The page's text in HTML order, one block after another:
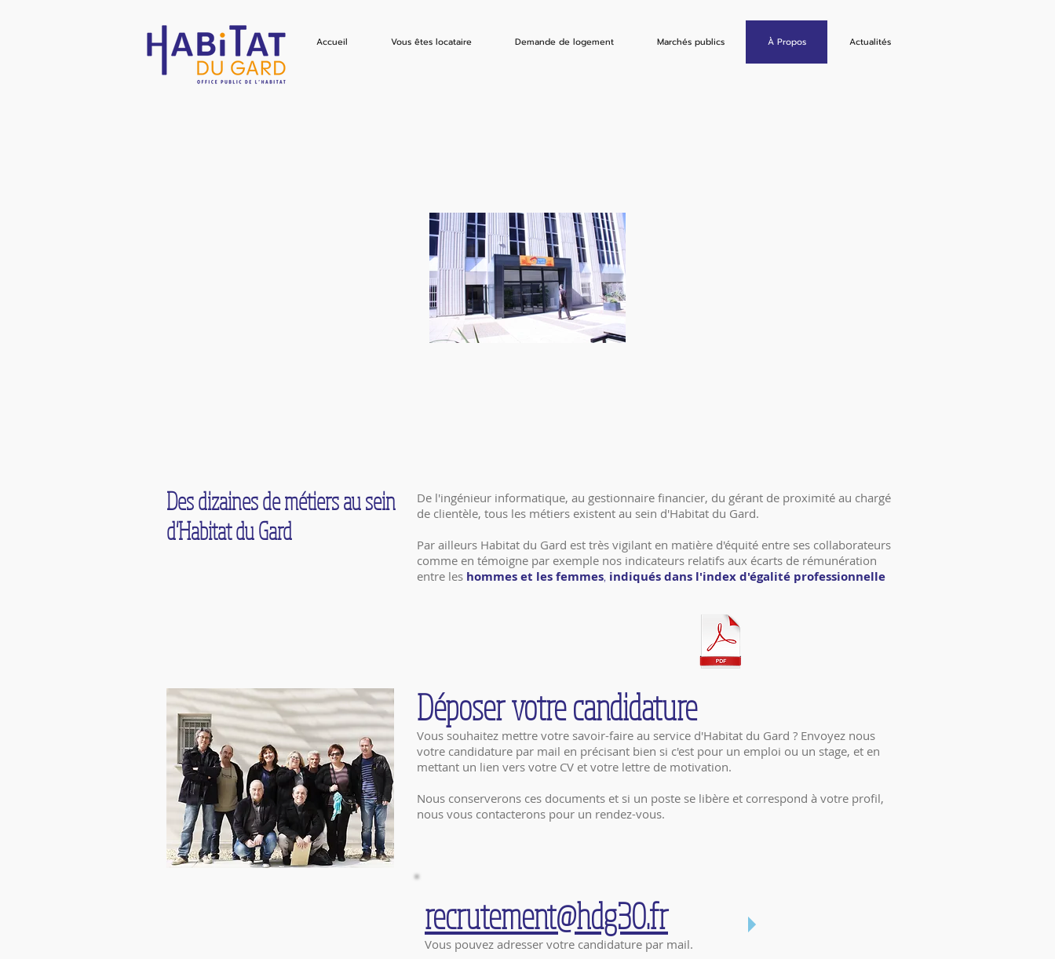
Accueil Vous êtes locataire Demande de logement Marchés publics À Propos Actualités
Des dizaines de métiers au sein
d'Habitat du Gard
De l'ingénieur informatique, au gestionnaire financier, du gérant de proximité au chargé
de clientèle, tous les métiers existent au sein d'Habitat du Gard.
Par ailleurs Habitat du Gard est très vigilant en matière d'équité entre ses collaborateurs
comme en témoigne par exemple nos indicateurs relatifs aux écarts de rémunération
entre les hommes et les femmes, indiqués dans l'index d'égalité professionnelle
Déposer votre candidature
Vous souhaitez mettre votre savoir-faire au service d'Habitat du Gard ? Envoyez nous
votre candidature par mail en précisant bien si c'est pour un emploi ou un stage, et en
mettant un lien vers votre CV et votre lettre de motivation.
Nous conserverons ces documents et si un poste se libère et correspond à votre profil,
nous vous contacterons pour un rendez-vous.
recrutement@hdg30.fr
Vous pouvez adresser votre candidature par mail.